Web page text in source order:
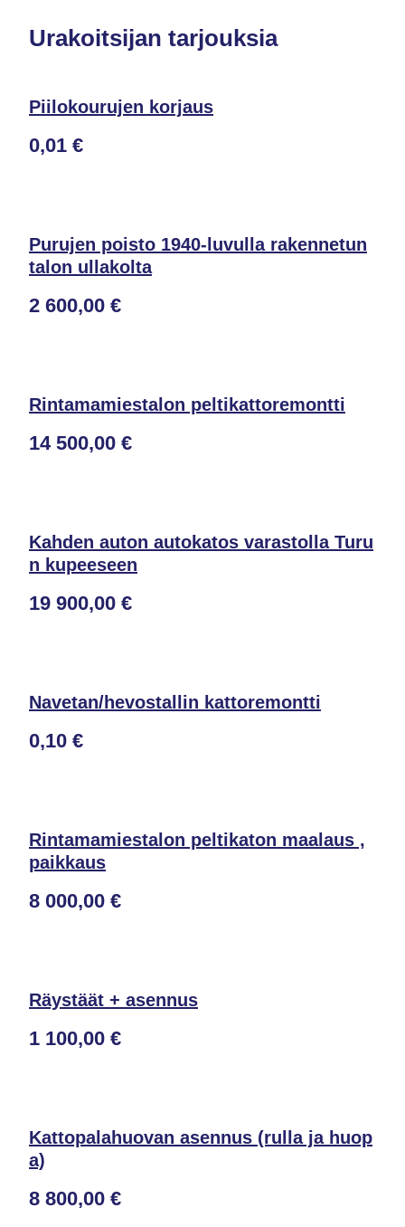
Urakoitsijan tarjouksia
Piilokourujen korjaus
0,01 €
Purujen poisto 1940-luvulla rakennetun
talon ullakolta
2 600,00 €
Rintamamiestalon peltikattoremontti
14 500,00 €
Kahden auton autokatos varastolla Turu
n kupeeseen
19 900,00 €
Navetan/hevostallin kattoremontti
0,10 €
Rintamamiestalon peltikaton maalaus ,
paikkaus
8 000,00 €
Räystäät + asennus
1 100,00 €
Kattopalahuovan asennus (rulla ja huop
a)
8 800,00 €